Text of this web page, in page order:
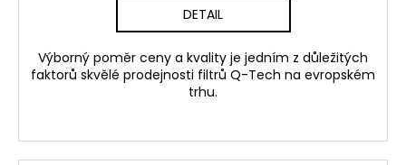
DETAIL
Výborný poměr ceny a kvality je jedním z důležitých
faktorů skvělé prodejnosti filtrů Q-Tech na evropském
trhu.